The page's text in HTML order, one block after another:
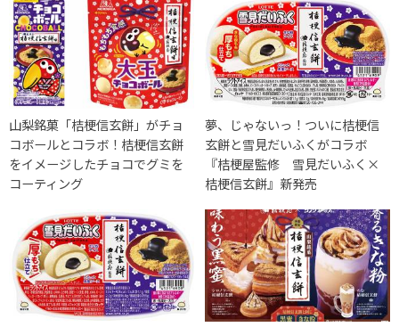
山梨銘菓「桔梗信玄餅」がチョ
コボールとコラボ！桔梗信玄餅
をイメージしたチョコでグミを
コーティング
夢、じゃないっ！ついに桔梗信
玄餅と雪見だいふくがコラボ
『桔梗屋監修 雪見だいふく×
桔梗信玄餅』新発売